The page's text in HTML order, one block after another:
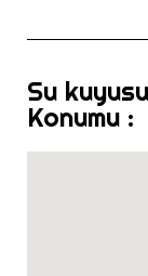
Su
Konumu :